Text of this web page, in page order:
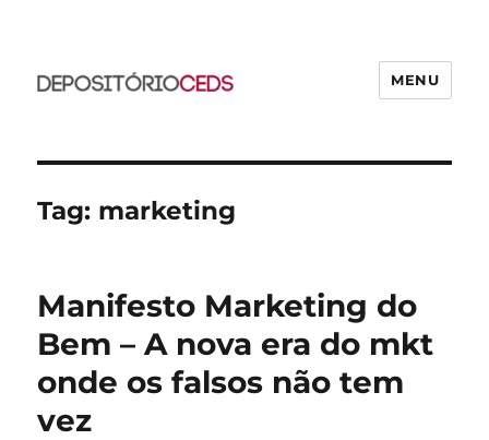
MENU
Tag: marketing
Manifesto Marketing do
Bem – A nova era do mkt
onde os falsos não tem
vez